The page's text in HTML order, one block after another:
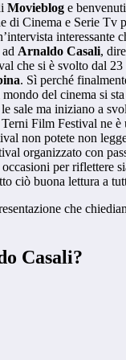
Movieblog e
di Cinema e Serie Tv
interessante
Arnaldo Casali,
che si è svolto dal
. Sì perché
del cinema si
sale ma iniziano a
Film Festival ne è
non potete non
organizzato con
per riflettere
ciò buona lettura a
che
Casali?